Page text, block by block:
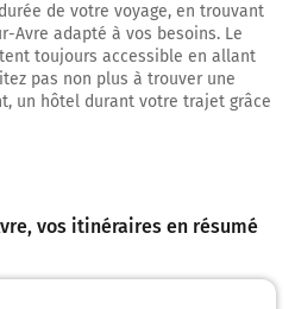
la voie. Continuer sur 550 mètres
de votre voyage, en trouvant
Avre adapté à vos besoins. Le
toujours accessible en allant
pas non plus à trouver une
un hôtel durant votre trajet grâce
, vos itinéraires en résumé